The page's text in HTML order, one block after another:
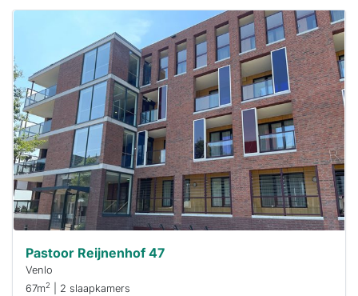
waarschijnlijk
al verhuurd
Om kans te
maken moet je
binnen 15
minuten
reageren.
Stekkies helpt
je hierbij!
Pastoor Reijnenhof 47
Venlo
67m2 | 2 slaapkamers